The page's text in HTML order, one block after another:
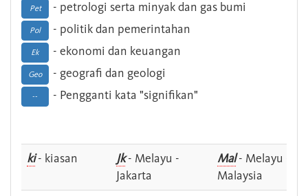
Pet - petrologi serta minyak dan gas bumi
Pol - politik dan pemerintahan
Ek - ekonomi dan keuangan
Geo - geografi dan geologi
-- - Pengganti kata "signifikan"
ki- kiasan Jk- Melayu -
Jakarta
Mal- Melayu -
Malaysia